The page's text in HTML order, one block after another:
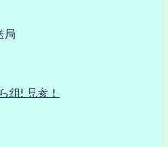
局
組! 見参！